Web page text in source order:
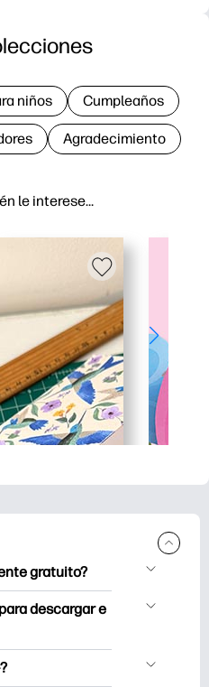
le interese…
niños Cumpleaños
Agradecimiento
gratuito?
de 2500
descargar e
para colorear
de trabajo de
descargar e
sin crear una
sesión te